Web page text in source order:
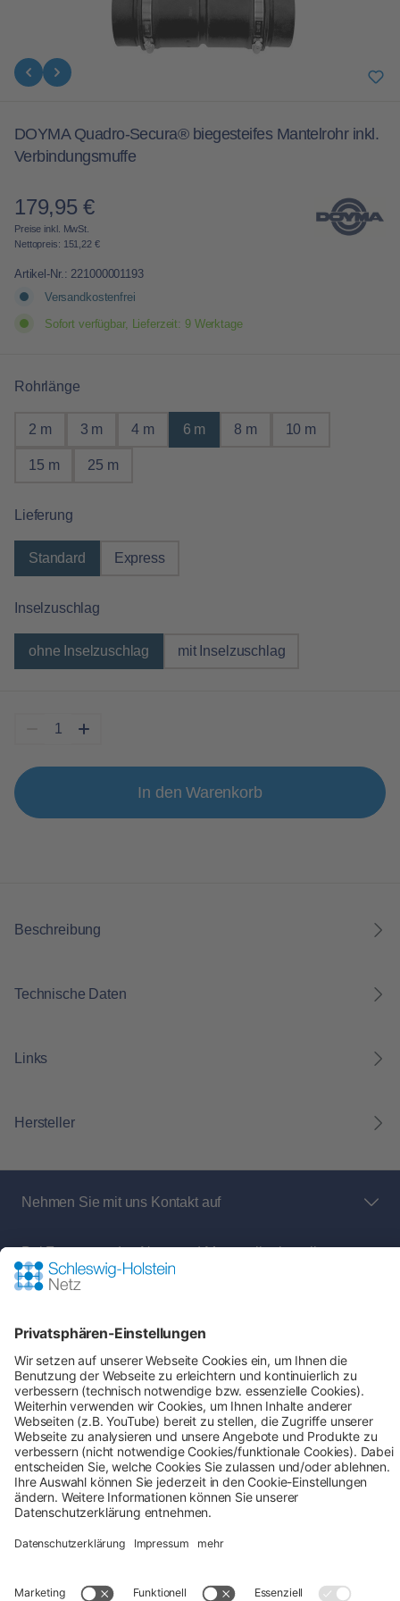
DOYMA Quadro-Secura® biegesteifes Mantelrohr inkl.
Verbindungsmuffe
Regulärer Preis:
179,95 €
Preise inkl. MwSt.
Nettopreis: 151,22 €
Artikel-Nr.:221000001193
Versandkostenfrei
Sofort verfügbar, Lieferzeit: 9 Werktage
Rohrlängeauswählen
2 m 3 m 4 m 6 m 8 m 10 m
15 m 25 m
Lieferungauswählen
Standard Express
Inselzuschlagauswählen
ohne Inselzuschlag mit Inselzuschlag
In den Warenkorb
Beschreibung
Technische Daten
Links
Hersteller
Nehmen Sie mit uns Kontakt auf
Bei Fragen an den Netz- und Messstellenbetreiber
rund um:
Zahlung & Versand
AGB Verbraucherinformation
Impressum
Datenschutz
Cookie-Einstellungen
Alle Preise inkl. gesetzl. Mehrwertsteuer zzgl.
nicht anders angegeben.
## Gemäß § 12 Abs. 3 UStG reduziert sich die MwSt. auf 0% bei